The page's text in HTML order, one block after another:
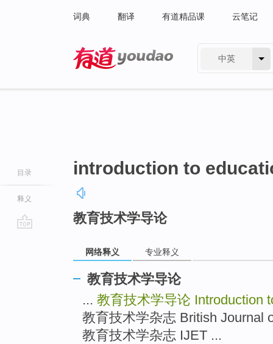
词典 翻译 有道精品课 云笔记
中英
目录
释义
introduction to
教育技术学导论
网络释义 专业释义
教育技术学导论
... 教育技术学导论 Introduction
教育技术学杂志 British Journal
教育技术学杂志 IJET ...